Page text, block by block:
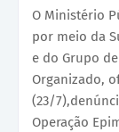
O Ministério
por meio da
e do Grupo
Organizado,
(23/
Operação